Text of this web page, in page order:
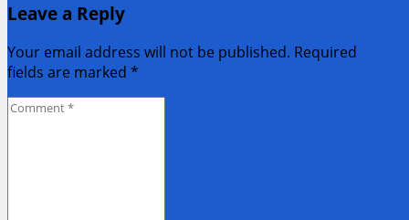
Leave a Reply
Your email address will not be published. Required
fields are marked *
Comment